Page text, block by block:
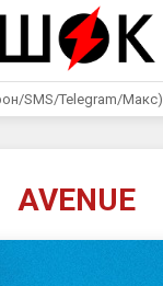
SMS/Telegram/Макс)
AVENUE